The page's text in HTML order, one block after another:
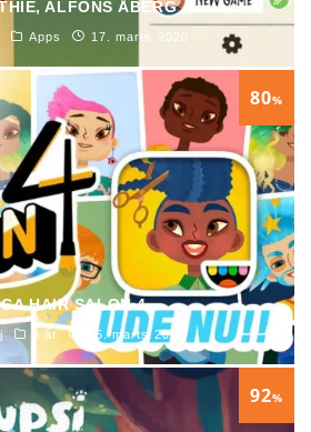
ALFONS ÅBERG
Apps 17. marts 2020
80%
HAIR SALON 4
3 år 16. marts 2020
92%